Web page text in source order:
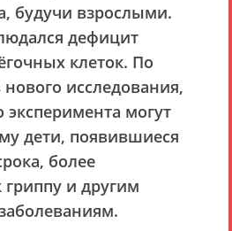
будучи взрослыми.
дефицит
клеток. По
исследования,
эксперимента могут
дети, появившиеся
более
и другим